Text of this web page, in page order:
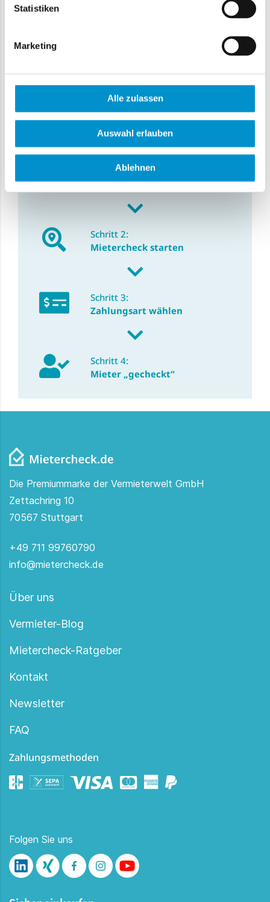
Statistiken
Marketing
Alle zulassen
Auswahl erlauben
Ablehnen
In vier einfachen Schritten zu
Ihrem Mietercheck
Schritt 1:
Persönliche Daten
Schritt 2:
Mietercheck starten
Schritt 3:
Zahlungsart wählen
Schritt 4:
Mieter „gecheckt“
Die Premiummarke der Vermieterwelt GmbH
Zettachring 10
70567 Stuttgart
+49 711 99760790
info@mietercheck.de
Über uns
Vermieter-Blog
Mietercheck-Ratgeber
Kontakt
Newsletter
FAQ
Zahlungsmethoden
Folgen Sie uns